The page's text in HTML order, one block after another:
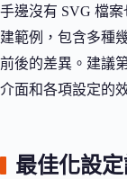
手邊沒有 SVG 檔
建範例，包含多種
前後的差異。建議
介面和各項設定的
最佳化設